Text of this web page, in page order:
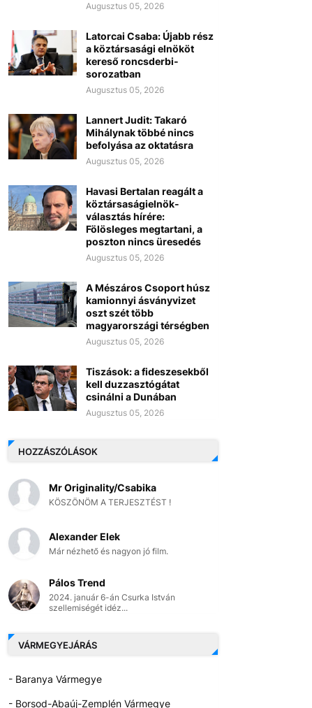
Augusztus 05, 2026
Latorcai Csaba: Újabb rész
a köztársasági elnököt
kereső roncsderbi-
sorozatban
Augusztus 05, 2026
Lannert Judit: Takaró
Mihálynak többé nincs
befolyása az oktatásra
Augusztus 05, 2026
Havasi Bertalan reagált a
köztársaságielnök-
választás hírére:
Fölösleges megtartani, a
poszton nincs üresedés
Augusztus 05, 2026
A Mészáros Csoport húsz
kamionnyi ásványvizet
oszt szét több
magyarországi térségben
Augusztus 05, 2026
Tiszások: a fideszesekből
kell duzzasztógátat
csinálni a Dunában
Augusztus 05, 2026
HOZZÁSZÓLÁSOK
Mr Originality/Csabika
KÖSZÖNÖM A TERJESZTÉST !
Alexander Elek
Már nézhető és nagyon jó film.
Pálos Trend
2024. január 6-án Csurka István
szellemiségét idéz...
VÁRMEGYEJÁRÁS
- Baranya Vármegye
- Borsod-Abaúj-Zemplén Vármegye